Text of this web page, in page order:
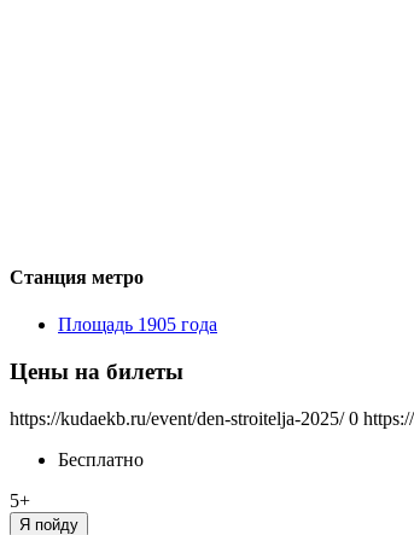
Станция метро
Площадь 1905 года
Цены на билеты
https://kudaekb.ru/event/den-stroitelja-2025/ 0
Бесплатно
5+
Я пойду